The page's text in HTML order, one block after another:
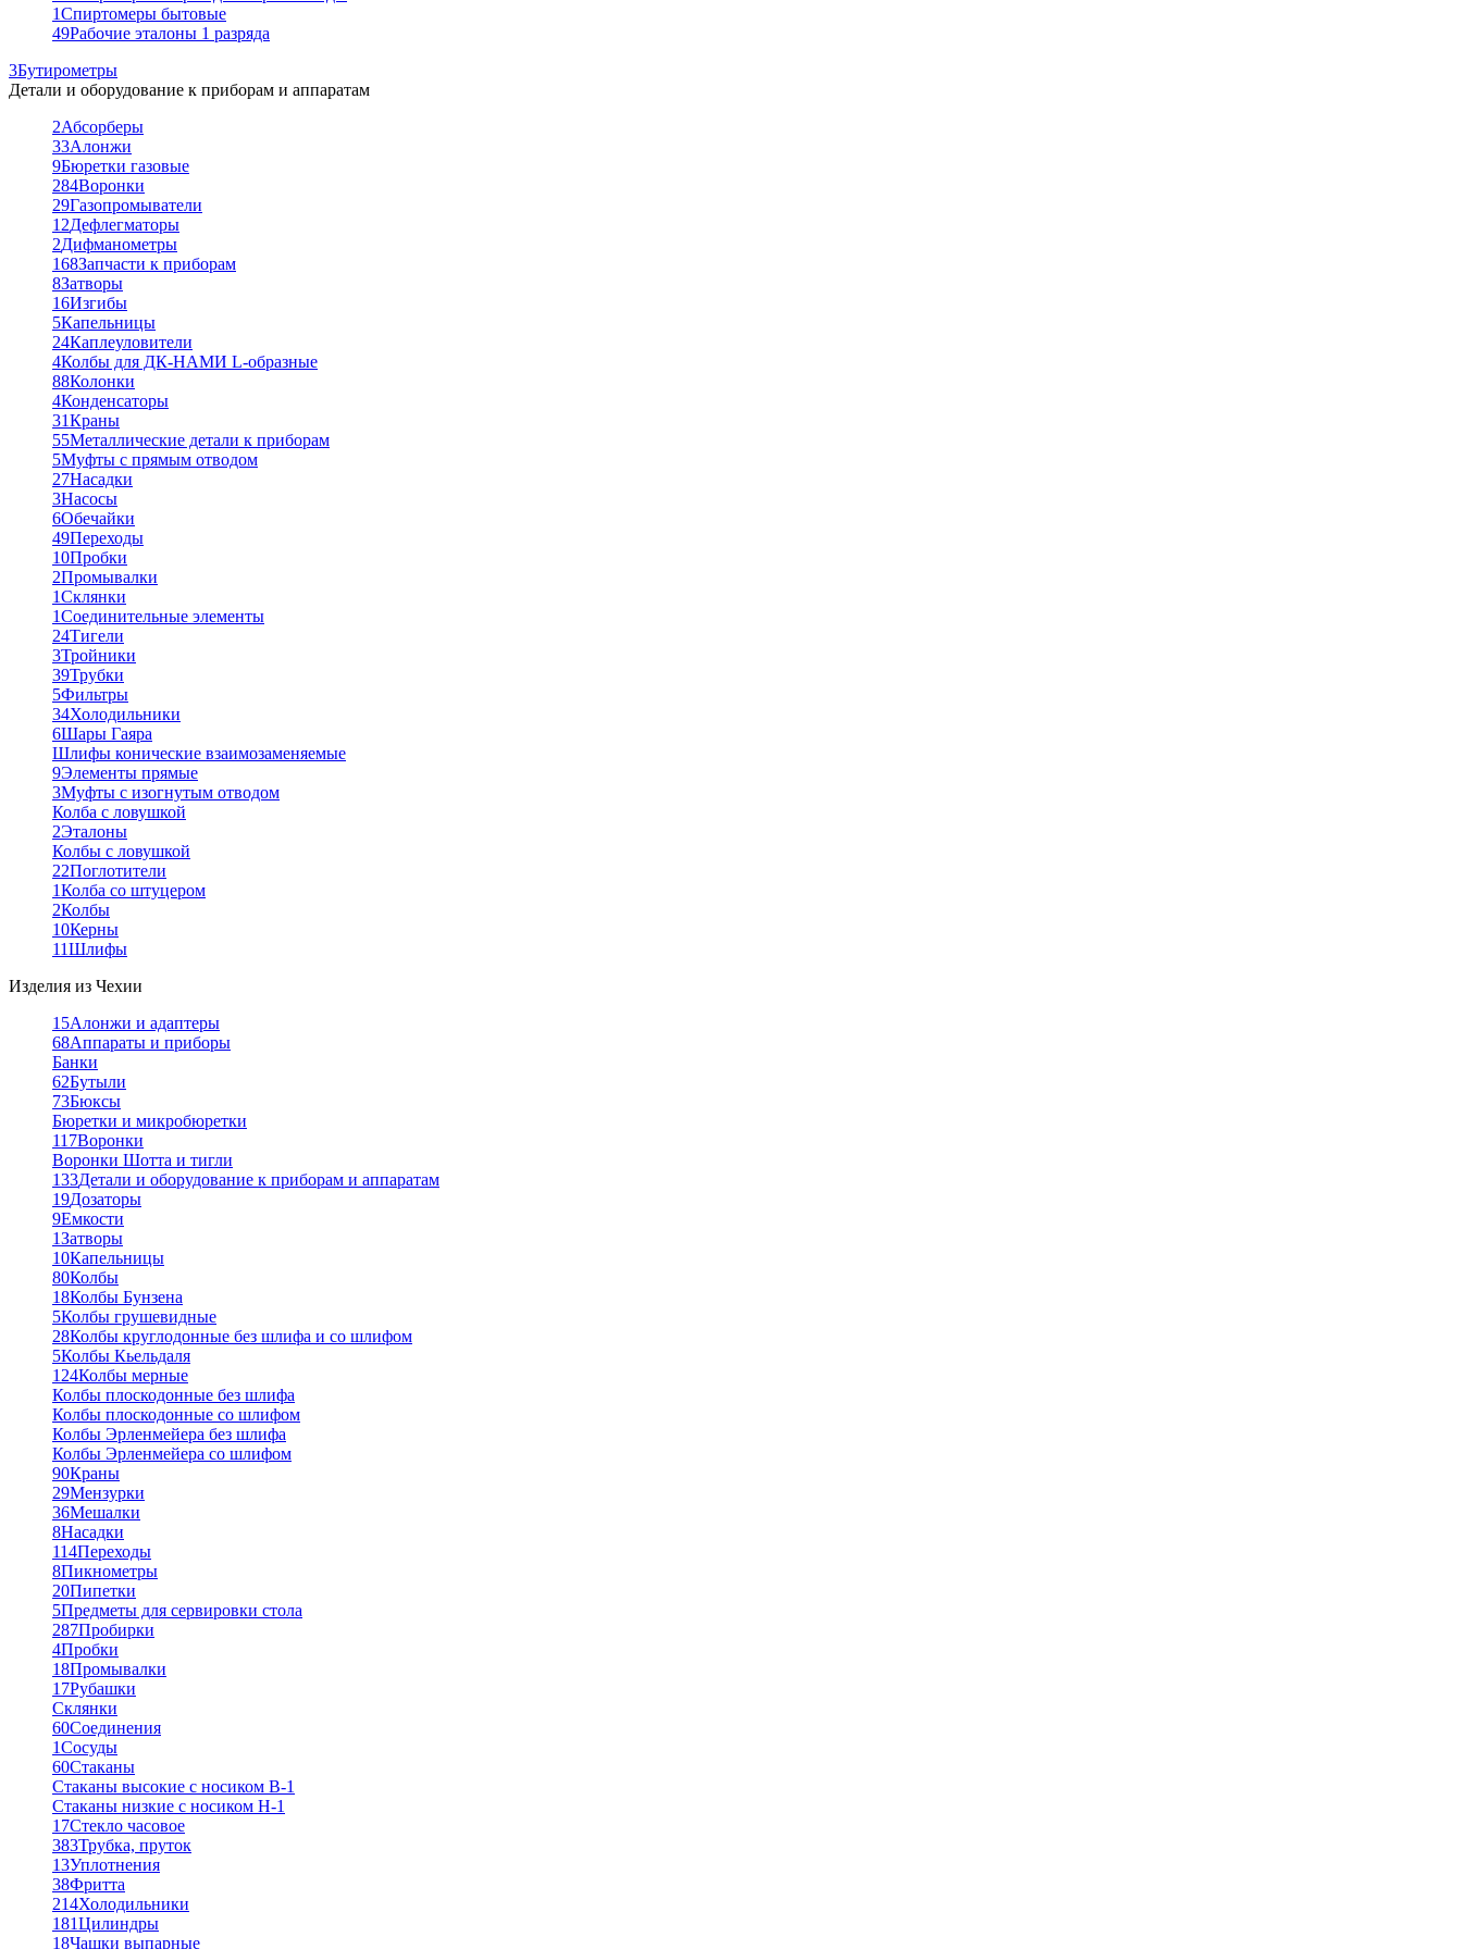
1Спиртомеры бытовые
49Рабочие эталоны 1 разряда
3Бутирометры
Детали и оборудование к приборам и аппаратам
2Абсорберы
33Алонжи
9Бюретки газовые
284Воронки
29Газопромыватели
12Дефлегматоры
2Дифманометры
168Запчасти к приборам
8Затворы
16Изгибы
5Капельницы
24Каплеуловители
4Колбы для ДК-НАМИ L-образные
88Колонки
4Конденсаторы
31Краны
55Металлические детали к приборам
5Муфты с прямым отводом
27Насадки
3Насосы
6Обечайки
49Переходы
10Пробки
2Промывалки
1Склянки
1Соединительные элементы
24Тигели
3Тройники
39Трубки
5Фильтры
34Холодильники
6Шары Гаяра
Шлифы конические взаимозаменяемые
9Элементы прямые
3Муфты с изогнутым отводом
Колба с ловушкой
2Эталоны
Колбы с ловушкой
22Поглотители
1Колба со штуцером
2Колбы
10Керны
11Шлифы
Изделия из Чехии
15Алонжи и адаптеры
68Аппараты и приборы
Банки
62Бутыли
73Бюксы
Бюретки и микробюретки
117Воронки
Воронки Шотта и тигли
133Детали и оборудование к приборам и аппаратам
19Дозаторы
9Емкости
1Затворы
10Капельницы
80Колбы
18Колбы Бунзена
5Колбы грушевидные
28Колбы круглодонные без шлифа и со шлифом
5Колбы Кьельдаля
124Колбы мерные
Колбы плоскодонные без шлифа
Колбы плоскодонные со шлифом
Колбы Эрленмейера без шлифа
Колбы Эрленмейера со шлифом
90Краны
29Мензурки
36Мешалки
8Насадки
114Переходы
8Пикнометры
20Пипетки
5Предметы для сервировки стола
287Пробирки
4Пробки
18Промывалки
17Рубашки
Склянки
60Соединения
1Сосуды
60Стаканы
Стаканы высокие с носиком В-1
Стаканы низкие с носиком Н-1
17Стекло часовое
383Трубка, пруток
13Уплотнения
38Фритта
214Холодильники
181Цилиндры
18Чашки выпарные